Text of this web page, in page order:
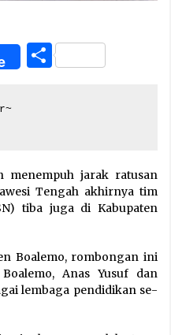
Share
menempuh jarak ratusan
Tengah akhirnya tim
tiba juga di Kabupaten
Boalemo, rombongan ini
Anas Yusuf dan
lembaga pendidikan se-